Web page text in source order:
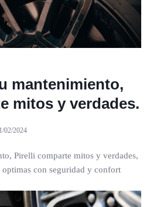
mantenimiento,
mitos y verdades.
02/2024
Pirelli comparte mitos y verdades,
con seguridad y confort